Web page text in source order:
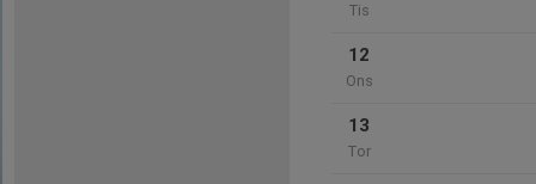
Tis
12
Ons
13
Tor